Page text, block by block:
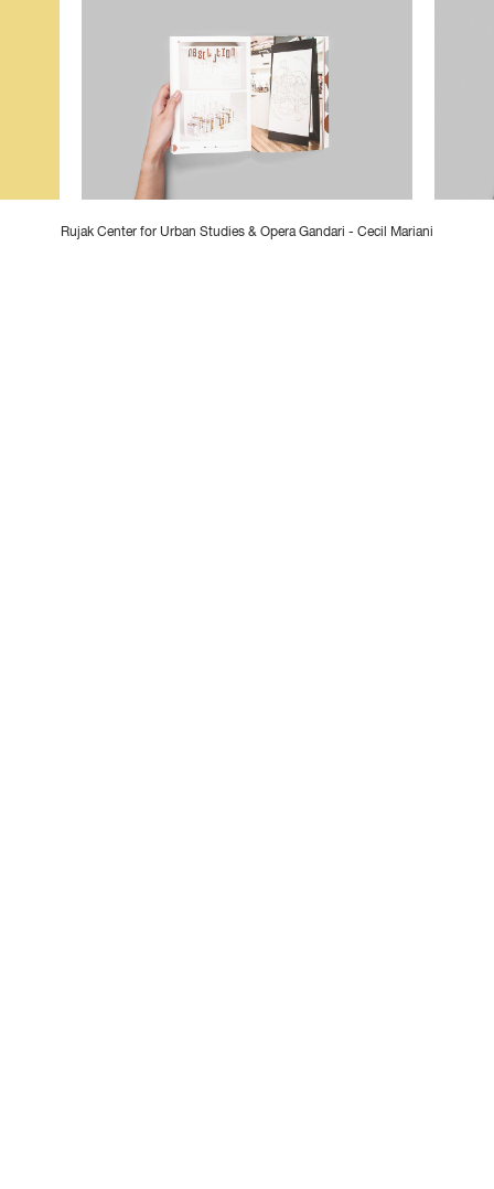
Rujak Center for Urban Studies & Opera Gandari - Cecil Mariani